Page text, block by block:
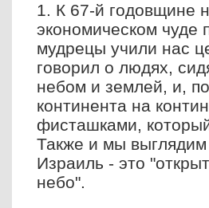
1. К 67-й годовщине
экономическом чуде
мудрецы учили нас
говорил о людях,
небом и землей, и,
континента на
фисташками,
Также и мы
Израиль - это
небо".